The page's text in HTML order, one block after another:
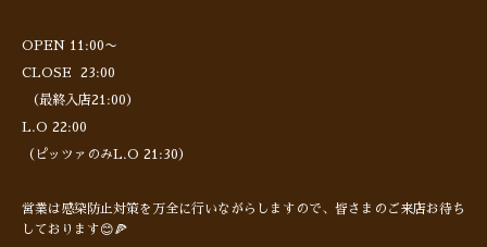
OPEN 11:00〜
CLOSE 23:00
（最終入店21:00）
L.O 22:00
（ピッツァのみL.O 21:30）
営業は感染防止対策を万全に行いながらしますので、皆さまのご来店お待ち
しております😊🍕